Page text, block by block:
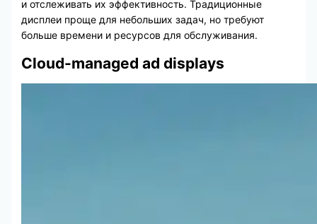
и отслеживать их эффективность. Традиционные
дисплеи проще для небольших задач, но требуют
больше времени и ресурсов для обслуживания.
Cloud-managed ad displays